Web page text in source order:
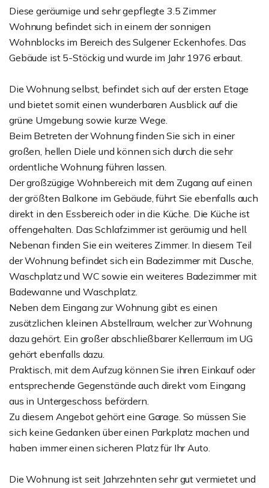
Diese geräumige und sehr gepflegte 3.5 Zimmer
Wohnung befindet sich in einem der sonnigen
Wohnblocks im Bereich des Sulgener Eckenhofes. Das
Gebäude ist 5-Stöckig und wurde im Jahr 1976 erbaut.
Die Wohnung selbst, befindet sich auf der ersten Etage
und bietet somit einen wunderbaren Ausblick auf die
grüne Umgebung sowie kurze Wege.
Beim Betreten der Wohnung finden Sie sich in einer
großen, hellen Diele und können sich durch die sehr
ordentliche Wohnung führen lassen.
Der großzügige Wohnbereich mit dem Zugang auf einen
der größten Balkone im Gebäude, führt Sie ebenfalls auch
direkt in den Essbereich oder in die Küche. Die Küche ist
offengehalten. Das Schlafzimmer ist geräumig und hell.
Nebenan finden Sie ein weiteres Zimmer. In diesem Teil
der Wohnung befindet sich ein Badezimmer mit Dusche,
Waschplatz und WC sowie ein weiteres Badezimmer mit
Badewanne und Waschplatz.
Neben dem Eingang zur Wohnung gibt es einen
zusätzlichen kleinen Abstellraum, welcher zur Wohnung
dazu gehört. Ein großer abschließbarer Kellerraum im UG
gehört ebenfalls dazu.
Praktisch, mit dem Aufzug können Sie ihren Einkauf oder
entsprechende Gegenstände auch direkt vom Eingang
aus in Untergeschoss befördern.
Zu diesem Angebot gehört eine Garage. So müssen Sie
sich keine Gedanken über einen Parkplatz machen und
haben immer einen sicheren Platz für Ihr Auto.
Die Wohnung ist seit Jahrzehnten sehr gut vermietet und